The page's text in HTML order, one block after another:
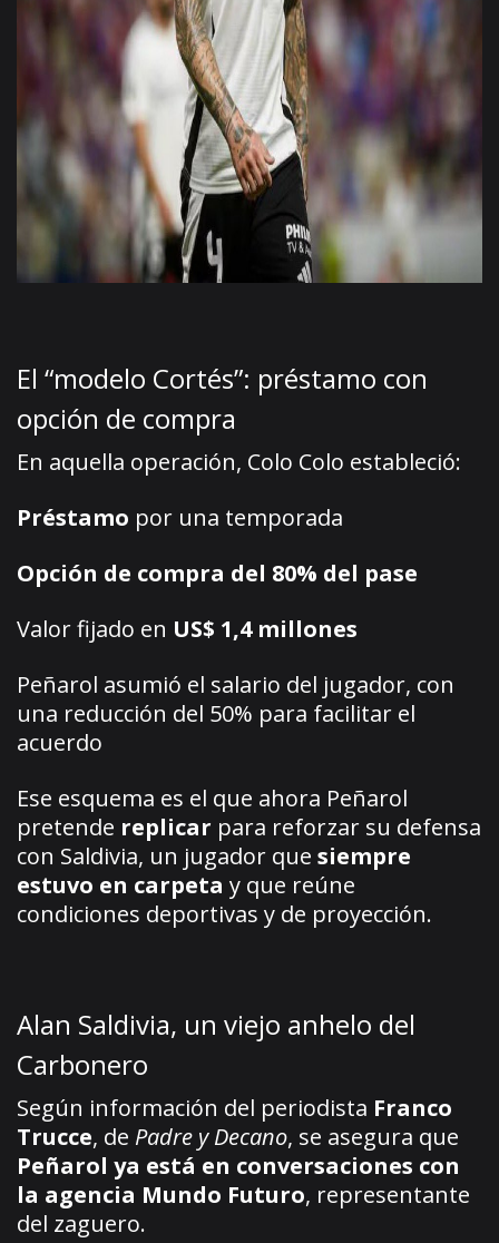
El “modelo Cortés”: préstamo con
opción de compra
En aquella operación, Colo Colo estableció:
Préstamo por una temporada
Opción de compra del 80% del pase
Valor fijado en US$ 1,4 millones
Peñarol asumió el salario del jugador, con
una reducción del 50% para facilitar el
acuerdo
Ese esquema es el que ahora Peñarol
pretende replicar para reforzar su defensa
con Saldivia, un jugador que siempre
estuvo en carpeta y que reúne
condiciones deportivas y de proyección.
Alan Saldivia, un viejo anhelo del
Carbonero
Según información del periodista Franco
Trucce, de Padre y Decano, se asegura que
Peñarol ya está en conversaciones con
la agencia Mundo Futuro, representante
del zaguero.